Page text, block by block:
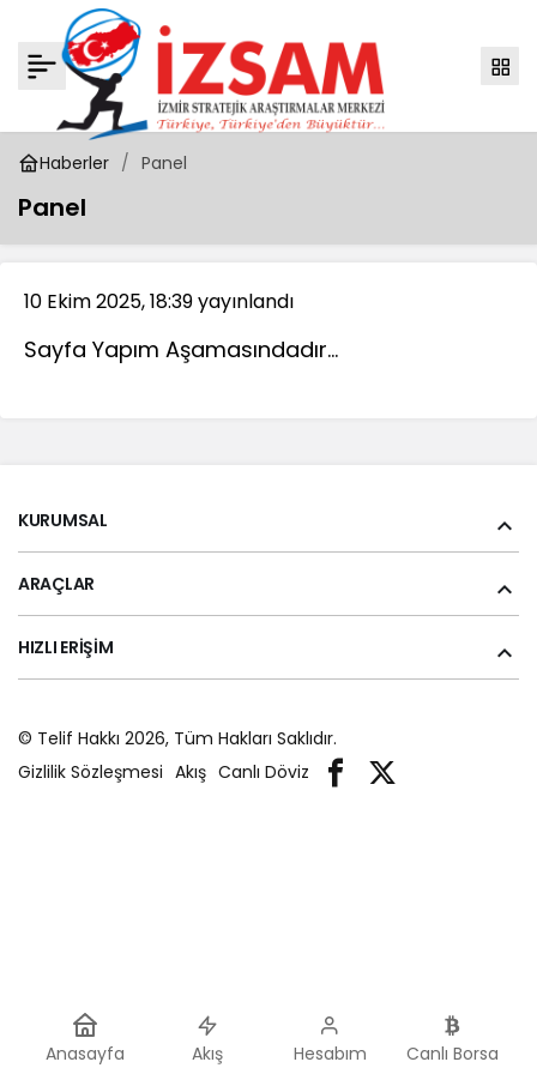
Haberler Panel
Panel
10 Ekim 2025, 18:39yayınlandı
Sayfa Yapım Aşamasındadır…
KURUMSAL
ARAÇLAR
HIZLI ERIŞIM
© Telif Hakkı 2026, Tüm Hakları Saklıdır.
Gizlilik Sözleşmesi Akış Canlı Döviz
Anasayfa Akış Hesabım Canlı Borsa